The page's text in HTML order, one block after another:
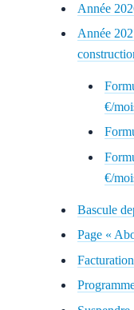
Année
Année
€/
€/
Bascule
Page «
Facturation